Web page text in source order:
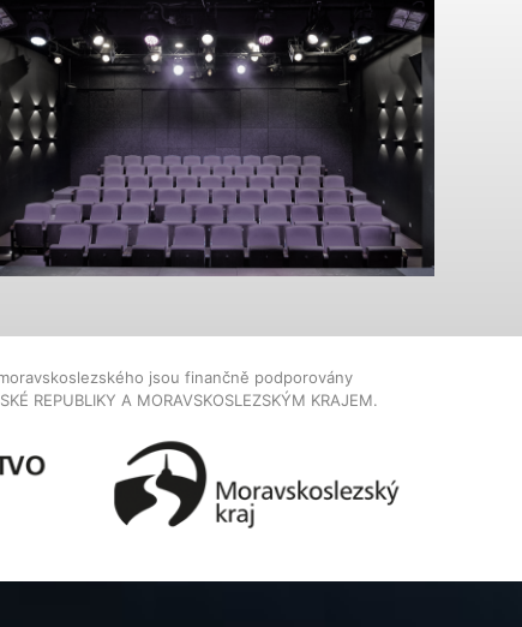
jsou finančně podporovány
REPUBLIKY A MORAVSKOSLEZSKÝM KRAJEM.